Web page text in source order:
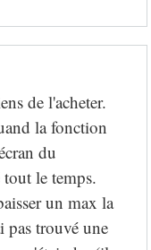
de l'acheter.
la fonction
du
le temps.
un max la
pas trouvé une